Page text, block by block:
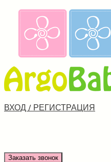
ВХОД / РЕГИСТРАЦИЯ
Заказать звонок